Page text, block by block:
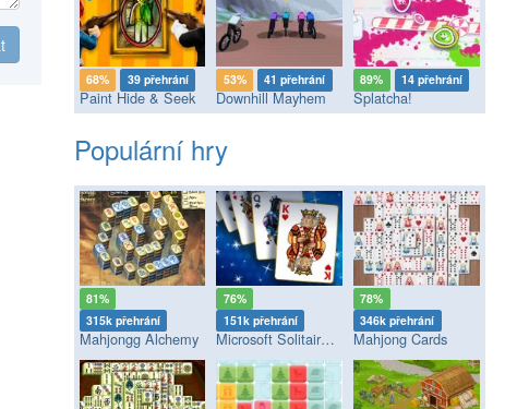
68% 39 přehrání
Paint Hide & Seek
53% 41 přehrání
Downhill Mayhem
89% 14 přehrání
Splatcha!
Populární hry
81%
315k přehrání
Mahjongg Alchemy
76%
151k přehrání
Microsoft Solitaire Collection
78%
346k přehrání
Mahjong Cards